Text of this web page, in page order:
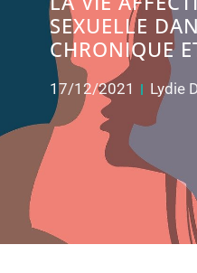
SEXUELLE
CHRONIQUE
17/12/2021 Lydie